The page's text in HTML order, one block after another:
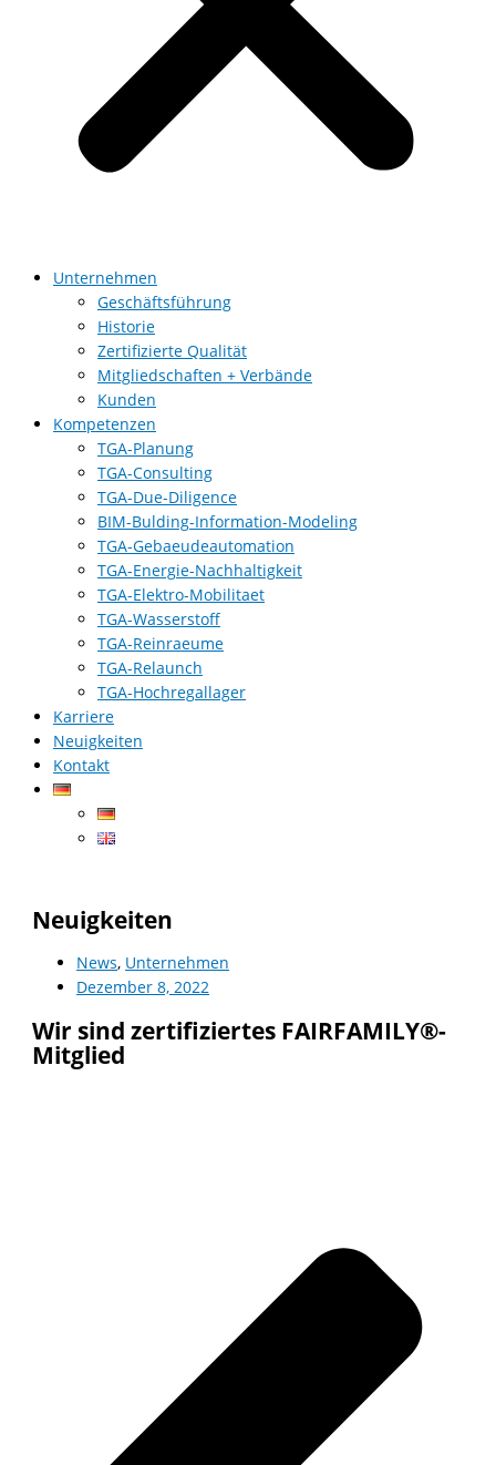
Unternehmen
Geschäftsführung
Historie
Zertifizierte Qualität
Mitgliedschaften + Verbände
Kunden
Kompetenzen
TGA-Planung
TGA-Consulting
TGA-Due-Diligence
BIM-Bulding-Information-Modeling
TGA-Gebaeudeautomation
TGA-Energie-Nachhaltigkeit
TGA-Elektro-Mobilitaet
TGA-Wasserstoff
TGA-Reinraeume
TGA-Relaunch
TGA-Hochregallager
Karriere
Neuigkeiten
Kontakt
Neuigkeiten
News, Unternehmen
Dezember 8, 2022
Wir sind zertifiziertes FAIRFAMILY®-
Mitglied